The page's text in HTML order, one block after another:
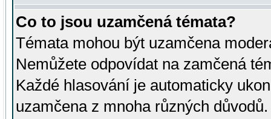
Co to jsou uzamčená témata?
Témata mohou být uzamčena
Nemůžete odpovídat na zamčená
Každé hlasování je automaticky
uzamčena z mnoha různých důvodů.